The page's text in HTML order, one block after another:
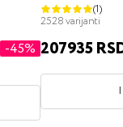
-45%
(1)
2528 varijanti
207935